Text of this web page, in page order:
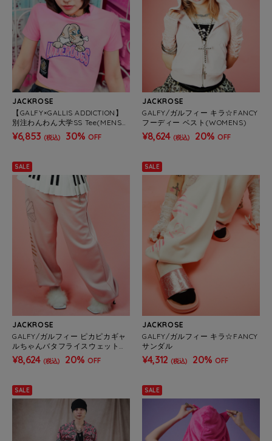
JACKROSE
【GALFY×GALLIS ADDICTION】
別注わんわん大学SS Tee(MENS/
WOMENS)
¥6,853 (税込) 30% OFF
JACKROSE
GALFY/ガルフィー キラ☆FANCY
フーディー ベスト(WOMENS)
¥8,624 (税込) 20% OFF
SALE
JACKROSE
GALFY/ガルフィー ピカピカギャ
ルちゃんバタフライスウェットパ
ンツ(WOMENS)
¥8,624 (税込) 20% OFF
SALE
JACKROSE
GALFY/ガルフィー キラ☆FANCY
サンダル
¥4,312 (税込) 20% OFF
SALE SALE